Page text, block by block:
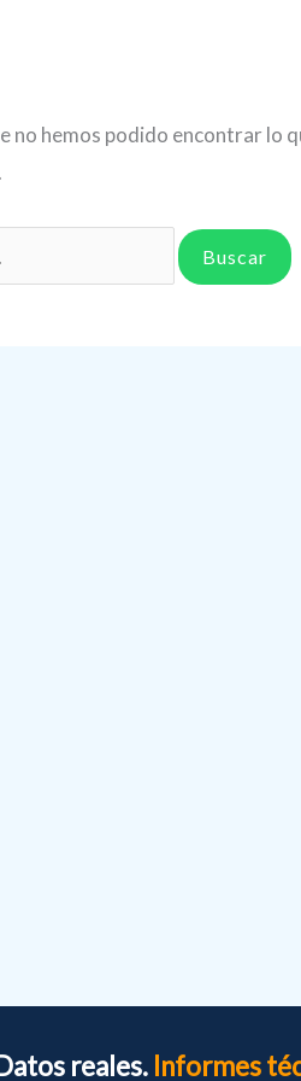
no hemos podido encontrar lo
Datos reales. Informes